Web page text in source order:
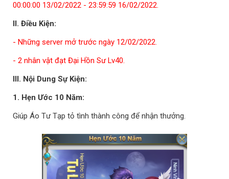
00:00:00 13/02/2022 - 23:59:59 16/02/2022.
II. Điều Kiện:
- Những server mở trước ngày 12/02/2022.
- 2 nhân vật đạt Đại Hồn Sư Lv40.
III. Nội Dung Sự Kiện:
1. Hẹn Ước 10 Năm:
Giúp Áo Tư Tạp tỏ tình thành công để nhận thưởng.